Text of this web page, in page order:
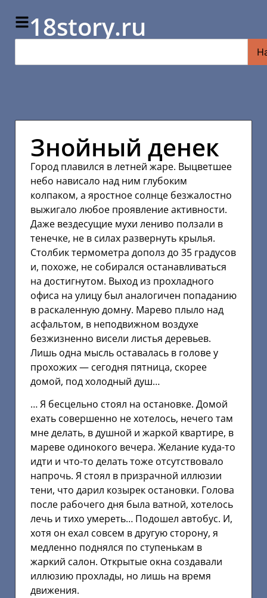
18story.ru
Знойный денек
Город плавился в летней жаре. Выцветшее
небо нависало над ним глубоким
колпаком, а яростное солнце безжалостно
выжигало любое проявление активности.
Даже вездесущие мухи лениво ползали в
тенечке, не в силах развернуть крылья.
Столбик термометра дополз до 35 градусов
и, похоже, не собирался останавливаться
на достигнутом. Выход из прохладного
офиса на улицу был аналогичен попаданию
в раскаленную домну. Марево плыло над
асфальтом, в неподвижном воздухе
безжизненно висели листья деревьев.
Лишь одна мысль оставалась в голове у
прохожих — сегодня пятница, скорее
домой, под холодный душ…
… Я бесцельно стоял на остановке. Домой
ехать совершенно не хотелось, нечего там
мне делать, в душной и жаркой квартире, в
мареве одинокого вечера. Желание куда-то
идти и что-то делать тоже отсутствовало
напрочь. Я стоял в призрачной иллюзии
тени, что дарил козырек остановки. Голова
после рабочего дня была ватной, хотелось
лечь и тихо умереть… Подошел автобус. И,
хотя он ехал совсем в другую сторону, я
медленно поднялся по ступенькам в
жаркий салон. Открытые окна создавали
иллюзию прохлады, но лишь на время
движения.